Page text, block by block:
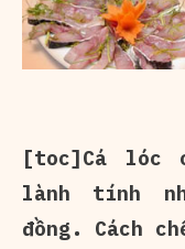
[toc]Cá lóc
lành tính
đồng. Cách